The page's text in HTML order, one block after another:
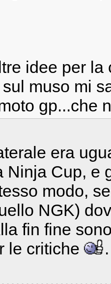
idee per
muso mi
gp...che
era
Ninja Cup, e
modo,
NGK)
fin fine
le critiche
.